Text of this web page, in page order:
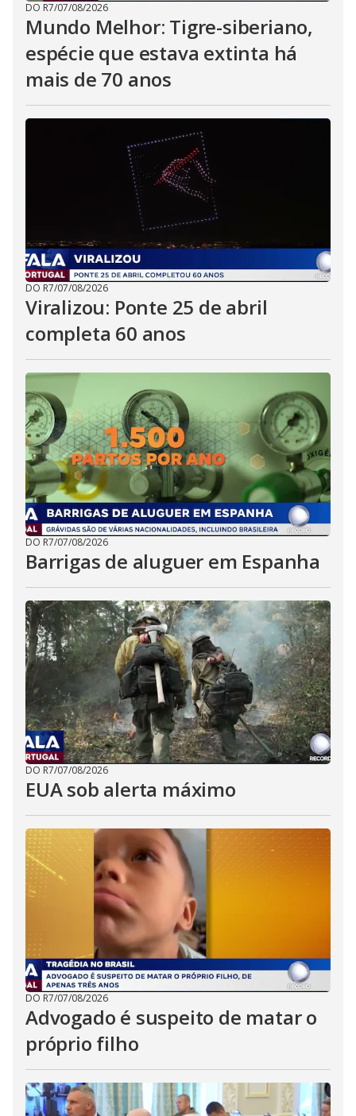
DO R7/07/08/2026
Mundo Melhor: Tigre-siberiano,
espécie que estava extinta há
mais de 70 anos
DO R7/07/08/2026
Viralizou: Ponte 25 de abril
completa 60 anos
DO R7/07/08/2026
Barrigas de aluguer em Espanha
DO R7/07/08/2026
EUA sob alerta máximo
DO R7/07/08/2026
Advogado é suspeito de matar o
próprio filho